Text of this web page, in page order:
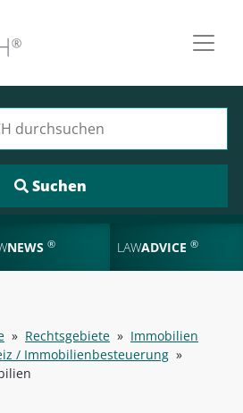
NEWS ® LAWADVICE ®
» Rechtsgebiete » Immobilien
/ Immobilienbesteuerung »